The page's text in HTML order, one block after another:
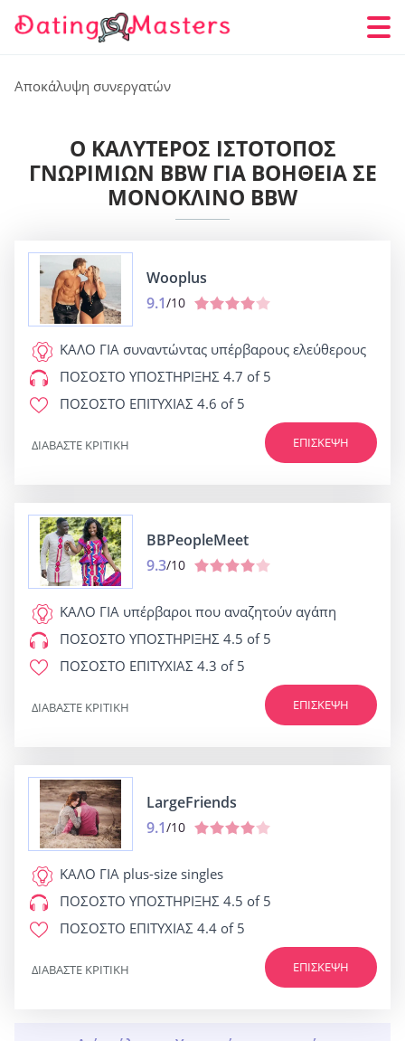
Αποκάλυψη συνεργατών
Ο ΚΑΛΎΤΕΡΟΣ ΙΣΤΌΤΟΠΟΣ
ΓΝΩΡΙΜΙΏΝ BBW ΓΙΑ ΒΟΉΘΕΙΑ ΣΕ
ΜΟΝΌΚΛΙΝΟ BBW
Wooplus
9.1/10
ΚΑΛΟ ΓΙΑ συναντώντας υπέρβαρους ελεύθερους
ΠΟΣΟΣΤΟ ΥΠΟΣΤΗΡΙΞΗΣ 4.7 of 5
ΠΟΣΟΣΤΟ ΕΠΙΤΥΧΙΑΣ 4.6 of 5
ΕΠΊΣΚΕΨΗ
ΔΙΑΒΆΣΤΕ ΚΡΙΤΙΚΉ
BBPeopleMeet
9.3/10
ΚΑΛΟ ΓΙΑ υπέρβαροι που αναζητούν αγάπη
ΠΟΣΟΣΤΟ ΥΠΟΣΤΗΡΙΞΗΣ 4.5 of 5
ΠΟΣΟΣΤΟ ΕΠΙΤΥΧΙΑΣ 4.3 of 5
ΕΠΊΣΚΕΨΗ
ΔΙΑΒΆΣΤΕ ΚΡΙΤΙΚΉ
LargeFriends
9.1/10
ΚΑΛΟ ΓΙΑ plus-size singles
ΠΟΣΟΣΤΟ ΥΠΟΣΤΗΡΙΞΗΣ 4.5 of 5
ΠΟΣΟΣΤΟ ΕΠΙΤΥΧΙΑΣ 4.4 of 5
ΕΠΊΣΚΕΨΗ
ΔΙΑΒΆΣΤΕ ΚΡΙΤΙΚΉ